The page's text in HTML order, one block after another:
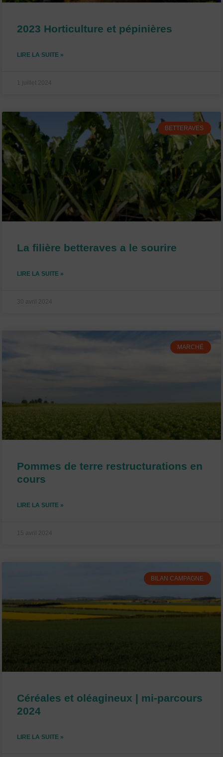
2023 Horticulture et pépinières
LIRE LA SUITE »
1 juillet 2024
BETTERAVES
La filière betteraves a le sourire
LIRE LA SUITE »
30 avril 2024
MARCHÉ
Pommes de terre restructurations en
cours
LIRE LA SUITE »
15 avril 2024
BILAN CAMPAGNE
Céréales et oléagineux | mi-parcours
2024
LIRE LA SUITE »